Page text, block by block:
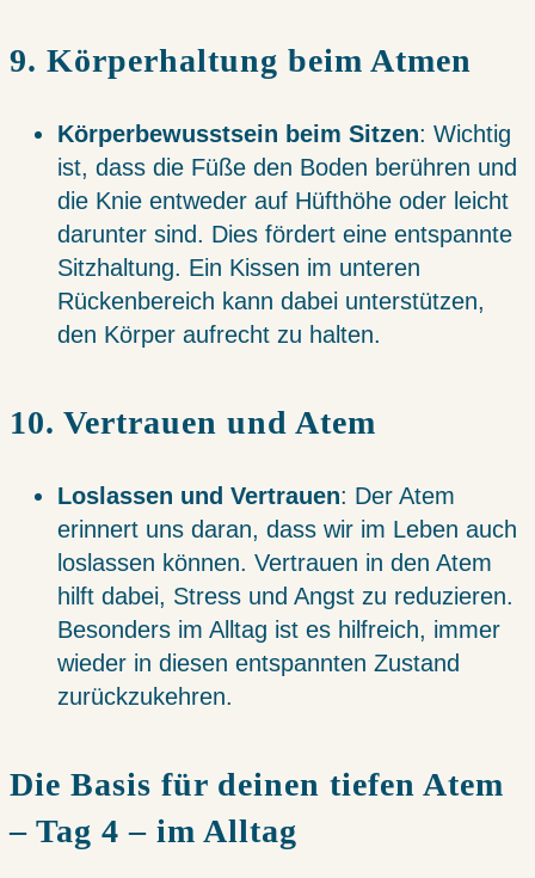
9. Körperhaltung beim Atmen
Körperbewusstsein beim Sitzen: Wichtig
ist, dass die Füße den Boden berühren und
die Knie entweder auf Hüfthöhe oder leicht
darunter sind. Dies fördert eine entspannte
Sitzhaltung. Ein Kissen im unteren
Rückenbereich kann dabei unterstützen,
den Körper aufrecht zu halten.
10. Vertrauen und Atem
Loslassen und Vertrauen: Der Atem
erinnert uns daran, dass wir im Leben auch
loslassen können. Vertrauen in den Atem
hilft dabei, Stress und Angst zu reduzieren.
Besonders im Alltag ist es hilfreich, immer
wieder in diesen entspannten Zustand
zurückzukehren.
Die Basis für deinen tiefen Atem
– Tag 4 – im Alltag